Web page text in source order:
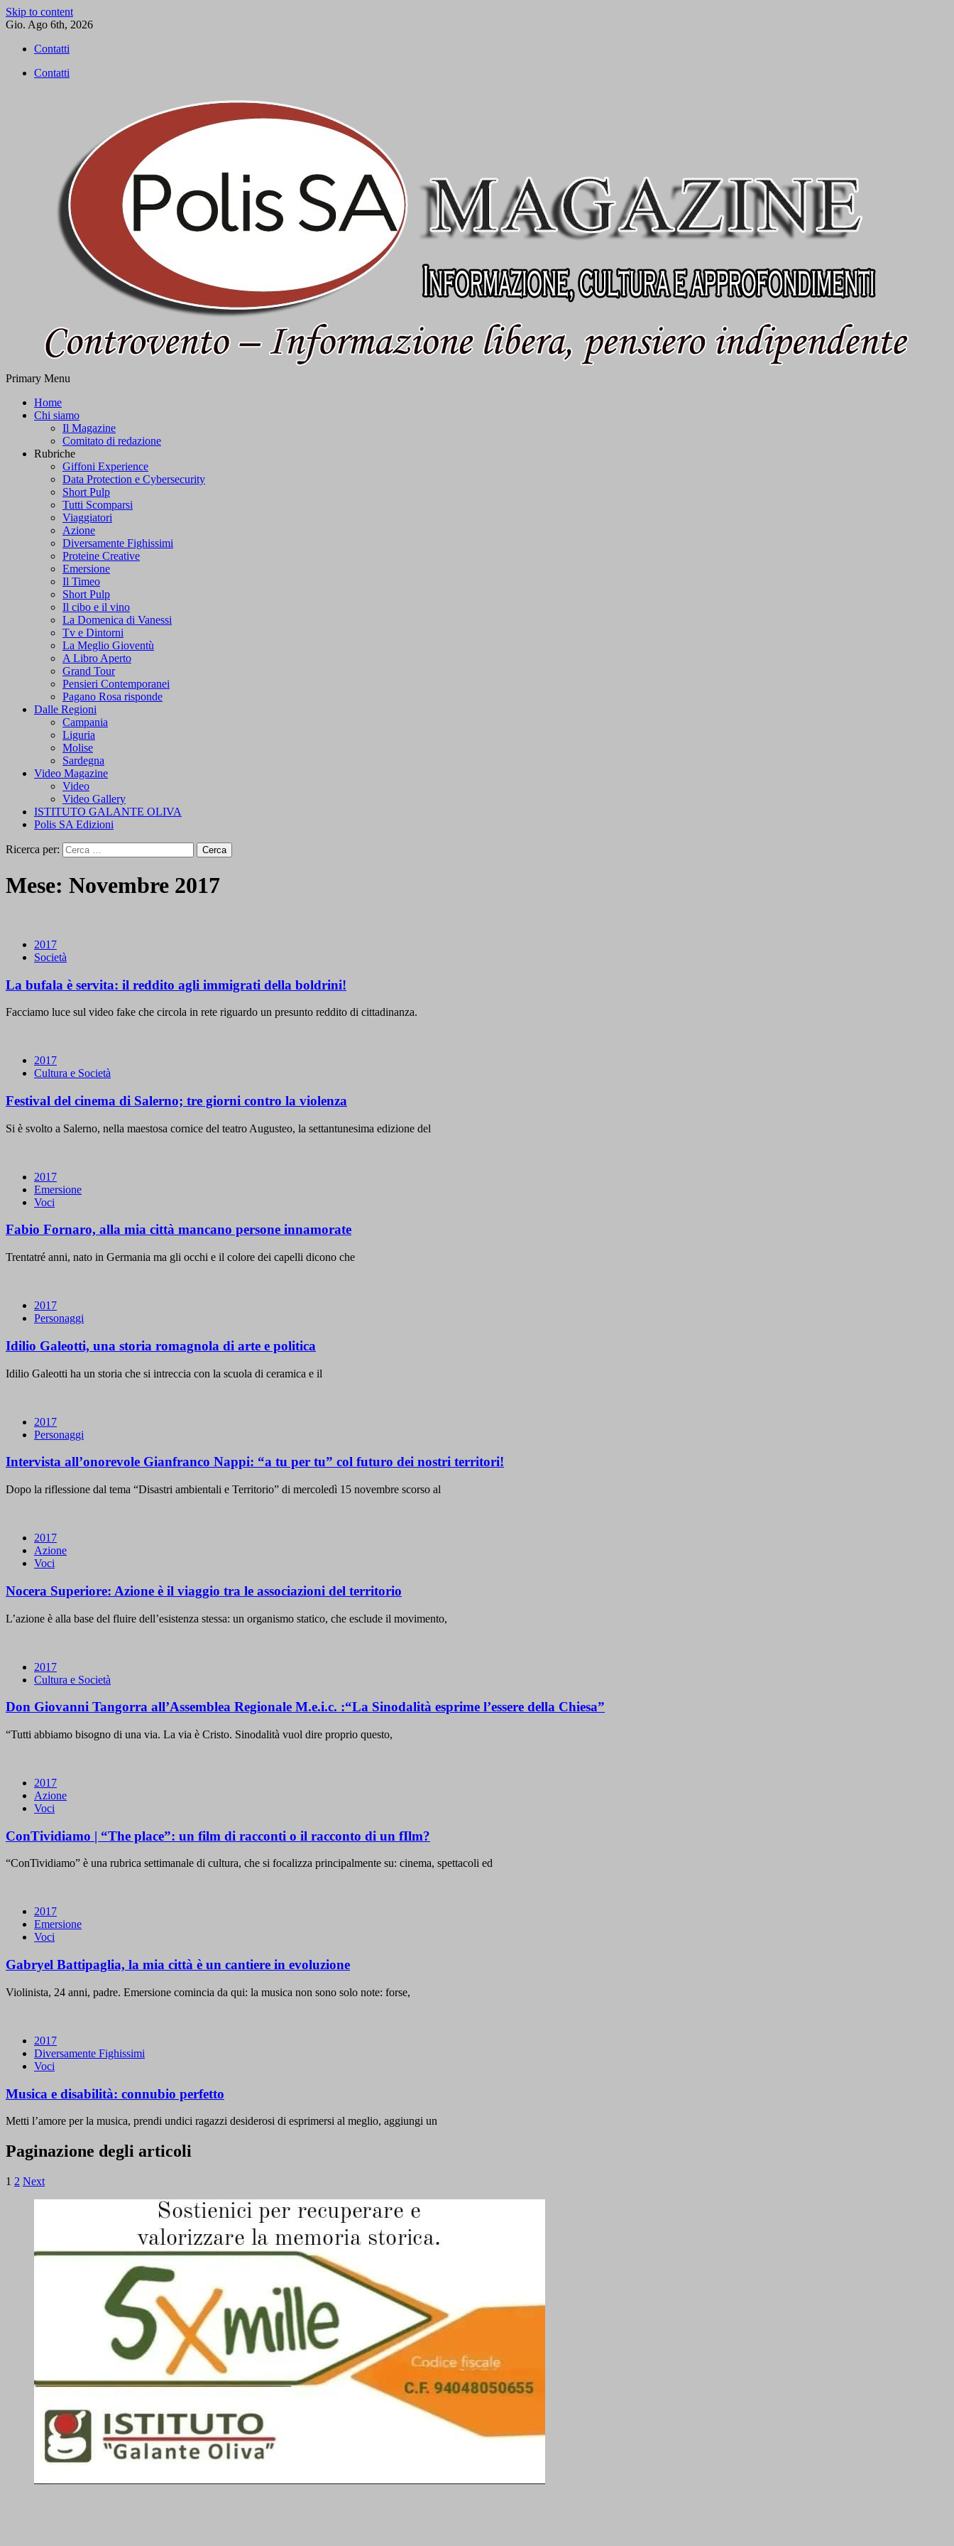
Skip to content
Gio. Ago 6th, 2026
Contatti
Contatti
Primary Menu
Home
Chi siamo
Il Magazine
Comitato di redazione
Rubriche
Giffoni Experience
Data Protection e Cybersecurity
Short Pulp
Tutti Scomparsi
Viaggiatori
Azione
Diversamente Fighissimi
Proteine Creative
Emersione
Il Timeo
Short Pulp
Il cibo e il vino
La Domenica di Vanessi
Tv e Dintorni
La Meglio Gioventù
A Libro Aperto
Grand Tour
Pensieri Contemporanei
Pagano Rosa risponde
Dalle Regioni
Campania
Liguria
Molise
Sardegna
Video Magazine
Video
Video Gallery
ISTITUTO GALANTE OLIVA
Polis SA Edizioni
Ricerca per:
Mese: Novembre 2017
2017
Società
La bufala è servita: il reddito agli immigrati della boldrini!
Facciamo luce sul video fake che circola in rete riguardo un presunto reddito di cittadinanza.
2017
Cultura e Società
Festival del cinema di Salerno; tre giorni contro la violenza
Si è svolto a Salerno, nella maestosa cornice del teatro Augusteo, la settantunesima edizione del
2017
Emersione
Voci
Fabio Fornaro, alla mia città mancano persone innamorate
Trentatré anni, nato in Germania ma gli occhi e il colore dei capelli dicono che
2017
Personaggi
Idilio Galeotti, una storia romagnola di arte e politica
Idilio Galeotti ha un storia che si intreccia con la scuola di ceramica e il
2017
Personaggi
Intervista all’onorevole Gianfranco Nappi: “a tu per tu” col futuro dei nostri territori!
Dopo la riflessione dal tema “Disastri ambientali e Territorio” di mercoledì 15 novembre scorso al
2017
Azione
Voci
Nocera Superiore: Azione è il viaggio tra le associazioni del territorio
L’azione è alla base del fluire dell’esistenza stessa: un organismo statico, che esclude il movimento,
2017
Cultura e Società
Don Giovanni Tangorra all’Assemblea Regionale M.e.i.c. :“La Sinodalità esprime l’essere della Chiesa”
“Tutti abbiamo bisogno di una via. La via è Cristo. Sinodalità vuol dire proprio questo,
2017
Azione
Voci
ConTividiamo | “The place”: un film di racconti o il racconto di un fIlm?
“ConTividiamo” è una rubrica settimanale di cultura, che si focalizza principalmente su: cinema, spettacoli ed
2017
Emersione
Voci
Gabryel Battipaglia, la mia città è un cantiere in evoluzione
Violinista, 24 anni, padre. Emersione comincia da qui: la musica non sono solo note: forse,
2017
Diversamente Fighissimi
Voci
Musica e disabilità: connubio perfetto
Metti l’amore per la musica, prendi undici ragazzi desiderosi di esprimersi al meglio, aggiungi un
Paginazione degli articoli
1 2 Next